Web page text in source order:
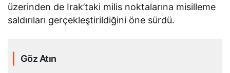
üzerinden de Irak’taki milis noktalarına misilleme
saldırıları gerçekleştirildiğini öne sürdü.
Göz Atın